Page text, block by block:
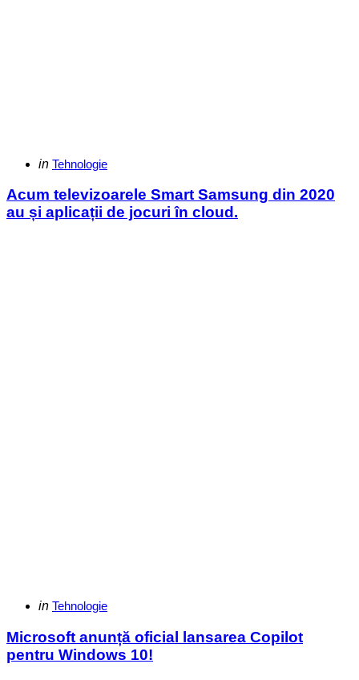
Categories
Posted
in Tehnologie
Acum televizoarele Smart Samsung din 2020
au și aplicații de jocuri în cloud.
Categories
Posted
in Tehnologie
Microsoft anunță oficial lansarea Copilot
pentru Windows 10!